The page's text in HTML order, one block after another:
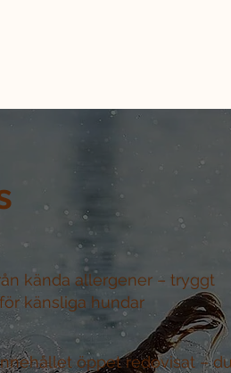
kända allergener – tryggt
känsliga hundar
öppet redovisat –du